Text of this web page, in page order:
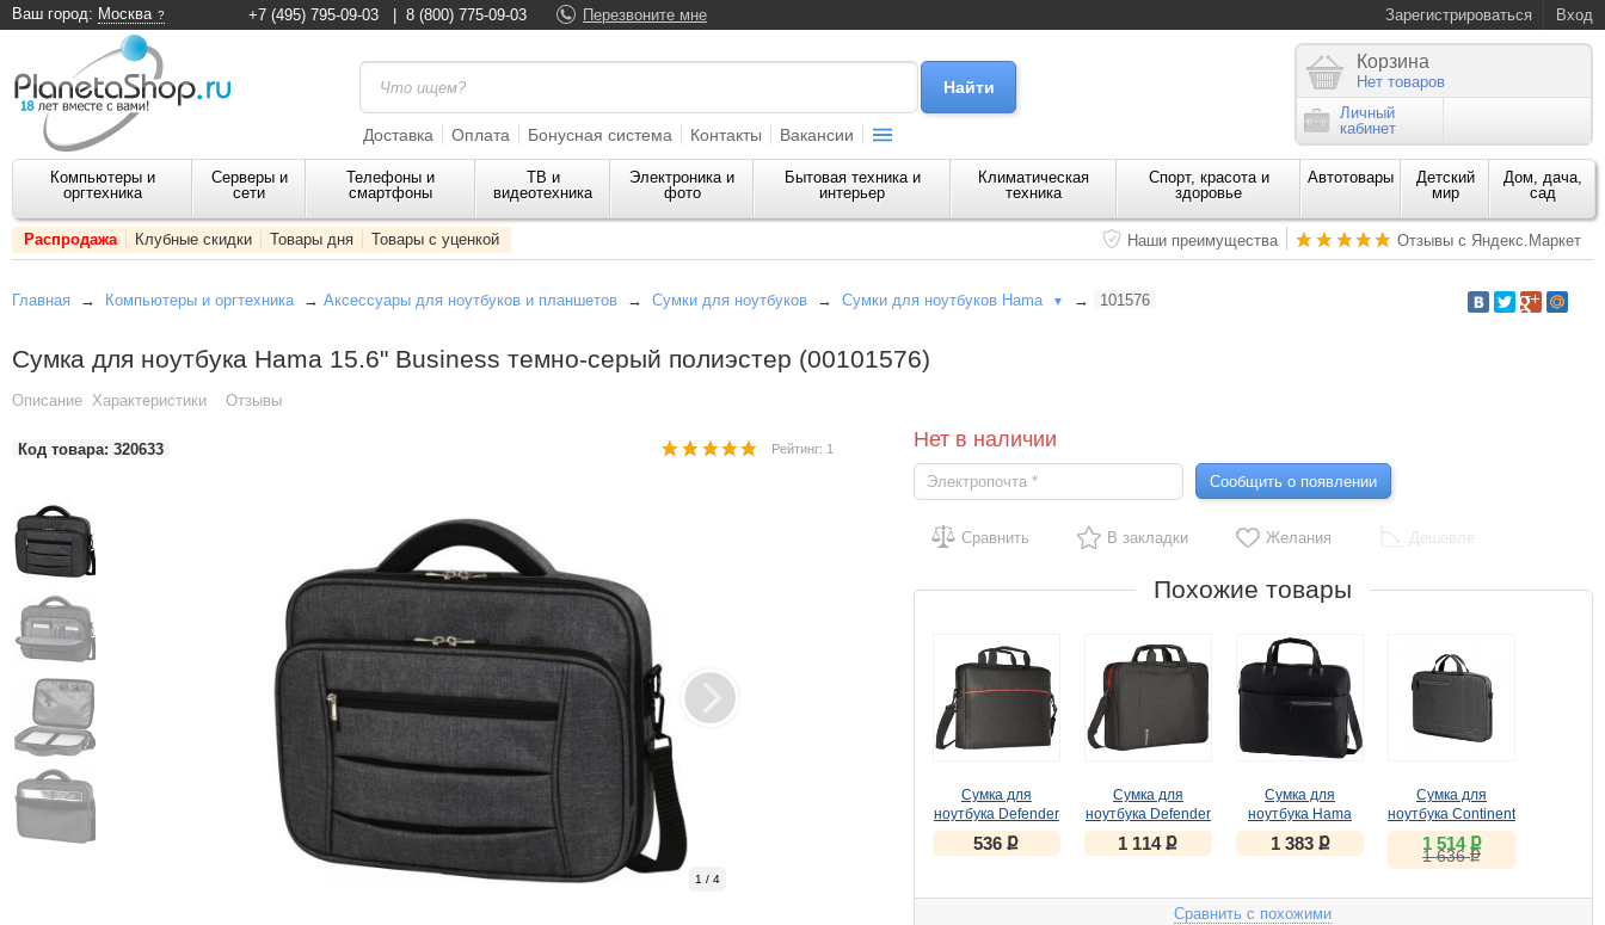
Ваш город: Москва Зарегистрироваться Вход
+7 (495) 795-09-03 8 (800) 775-09-03 Перезвоните мне
Доставка Оплата Бонусная система Контакты Вакансии
Корзина
Нет товаров
Личный
кабинет
Компьютеры и
оргтехника
Серверы и
сети
Телефоны и
смартфоны
ТВ и
видеотехника
Электроника и
фото
Бытовая техника и
интерьер
Климатическая
техника
Спорт, красота и
здоровье
Автотовары
Детский
мир
Дом, дача,
сад
Распродажа Клубные скидки Товары дня Товары с уценкой Наши преимущества Отзывы с Яндекс.Маркет
Главная → Компьютеры и оргтехника→ Аксессуары для ноутбуков и планшетов → Сумки для ноутбуков → Сумки для ноутбуков Hama ▼ → 101576
Сумка для ноутбука Hama 15.6" Business темно-серый полиэстер (00101576)
Описание Характеристики Отзывы
Код товара: 320633 Рейтинг: 1
1 / 4
Нет в наличии
Сообщить о появлении
Сравнить В закладки Желания Дешевле
Похожие товары
Сумка для
ноутбука Defender
Lite 15.6" черный,
карман
536ք
Сумка для
ноутбука Defender
Geek 15.6"
черный, карман
1 114ք
Сумка для
ноутбука Hama
15.6" Sydney
черный/серый
1 383 ք
Сумка для
ноутбука Continent
CC-201GA серый
1 514 ք
1 636ք
Сравнить с похожими